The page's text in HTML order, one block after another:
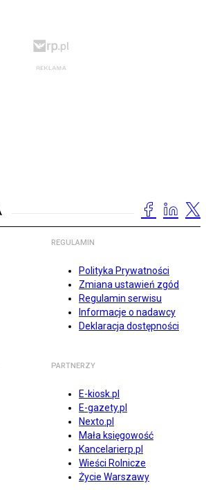
REGULAMIN
Polityka Prywatności
Zmiana ustawień zgód
Regulamin serwisu
Informacje o nadawcy
Deklaracja dostępności
PARTNERZY
E-kiosk.pl
E-gazety.pl
Nexto.pl
Mała księgowość
Kancelarierp.pl
Wieści Rolnicze
Życie Warszawy